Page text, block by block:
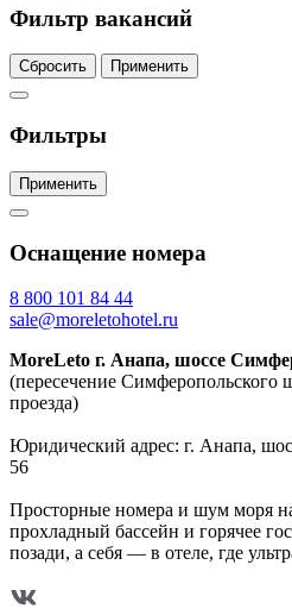
Фильтр вакансий
Сбросить Применить
Фильтры
Применить
Оснащение номера
8 800 101 84 44
sale@moreletohotel.ru
MoreLeto г. Анапа, шоссе
(пересечение Симферопольского
проезда)
Юридический адрес: г. Анапа,
56
Просторные номера и шум моря
прохладный бассейн и горячее
позади, а себя — в отеле, где